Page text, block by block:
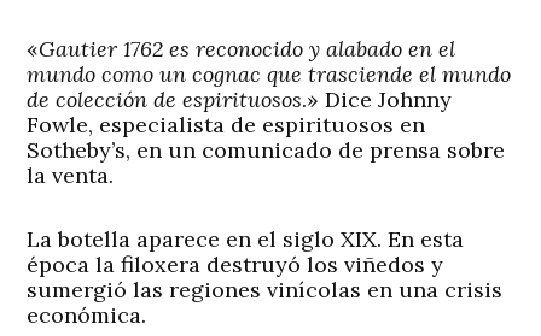
«Gautier 1762 es reconocido y alabado en el
mundo como un cognac que trasciende el mundo
de colección de espirituosos.» Dice Johnny
Fowle, especialista de espirituosos en
Sotheby’s, en un comunicado de prensa sobre
la venta.
La botella aparece en el siglo XIX. En esta
época la filoxera destruyó los viñedos y
sumergió las regiones vinícolas en una crisis
económica.